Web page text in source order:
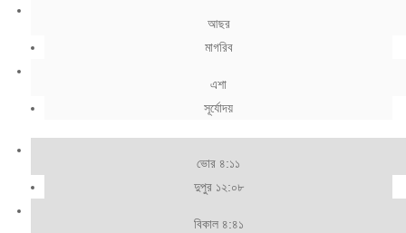
আছর
মাগরিব
এশা
সূর্যোদয়
ভোর ৪:১১
দুপুর ১২:০৮
বিকাল ৪:৪১